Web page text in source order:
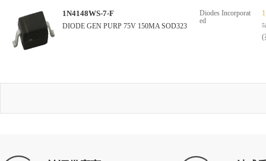
1N4148WS-7-F
DIODE GEN PURP 75V 150MA SOD323
Diodes Incorporat
ed
5
(